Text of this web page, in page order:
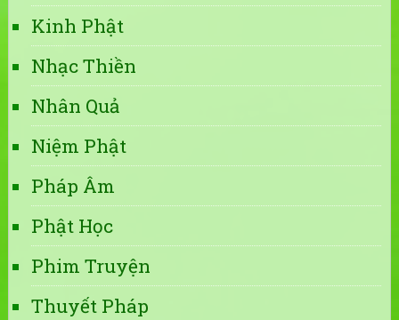
Kinh Phật
Nhạc Thiền
Nhân Quả
Niệm Phật
Pháp Âm
Phật Học
Phim Truyện
Thuyết Pháp